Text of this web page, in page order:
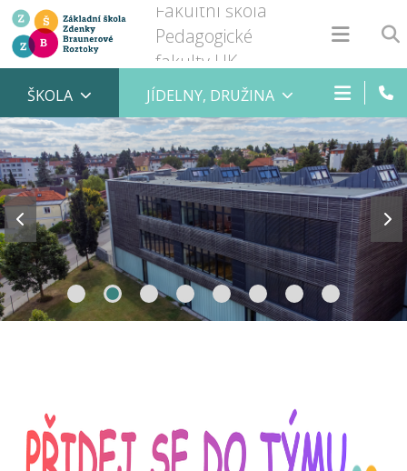
Fakultní škola
Pedagogické
fakulty UK
ŠKOLA JÍDELNY, DRUŽINA